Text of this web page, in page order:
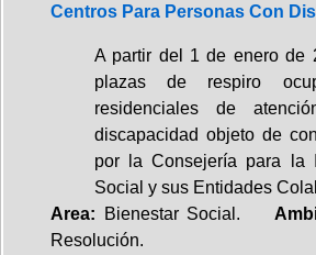
Centros Para Personas Con
A partir del 1 de enero de
plazas de respiro
residenciales de
discapacidad objeto de
por la Consejería para la
Social y sus Entidades
Area: Bienestar Social.
Resolución.